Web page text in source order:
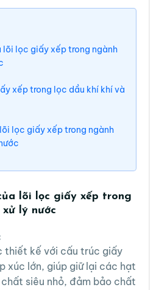
lõi lọc giấy xếp trong ngành
xếp trong lọc dầu khí khí và
lọc giấy xếp trong ngành
lõi lọc giấy xếp trong
lý nước
thiết kế với cấu trúc giấy
xúc lớn, giúp giữ lại các hạt
siêu nhỏ, đảm bảo chất